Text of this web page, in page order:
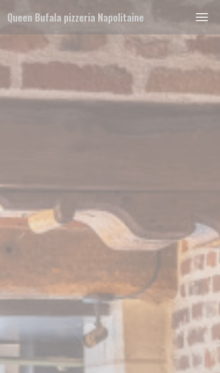
Queen Bufala pizzeria Napolitaine